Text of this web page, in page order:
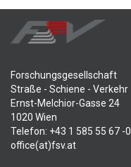
Forschungsgesellschaft
Straße - Schiene - Verkehr
Ernst-Melchior-Gasse 24
1020 Wien
Telefon: +43 1 585 55 67 -0
office(at)fsv.at